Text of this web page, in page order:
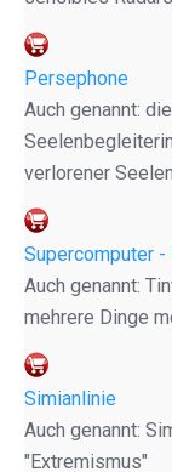
Persephone
Auch genannt:
verlorener
Supercomputer
Auch genannt:
mehrere Dinge
Simianlinie
Auch genannt:
"Extremismus"